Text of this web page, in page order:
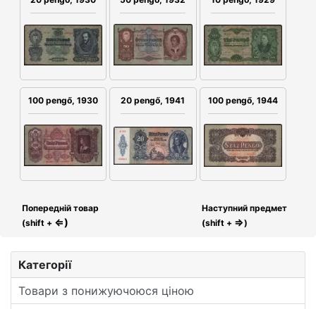
Категорії
Товари з понижуючоюся ціною
100 pengő, 1930 20 pengő, 1941 100 pengő, 1944
Попередній товар
(shift + ⇐)
Наступний предмет
(shift + ⇒)